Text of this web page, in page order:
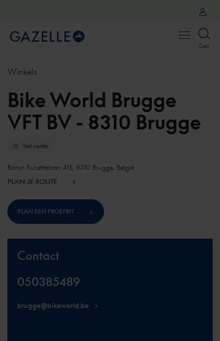
Open
Zoek
Winkels
Bike World Brugge
VFT BV - 8310 Brugge
Test center
Baron Ruzettelaan 415, 8310 Brugge, België
PLAN JE ROUTE
PLAN EEN PROEFRIT
Contact
050385489
brugge@bikeworld.be